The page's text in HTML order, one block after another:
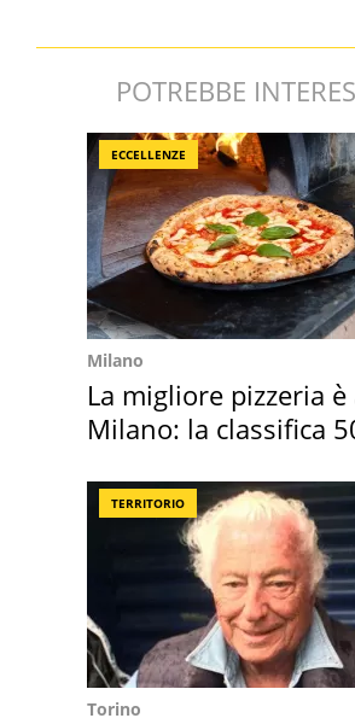
POTREBBE
ECCELLENZE
Milano
La migliore pizzeria è
Milano: la classifica
TERRITORIO
Torino